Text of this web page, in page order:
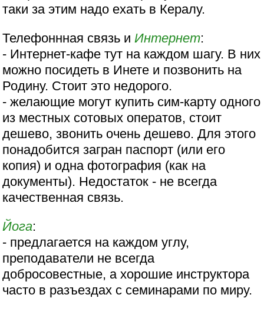
таки за этим надо ехать в Кералу.
Телефоннная связь и Интернет:
- Интернет-кафе тут на каждом шагу. В них
можно посидеть в Инете и позвонить на
Родину. Стоит это недорого.
- желающие могут купить сим-карту одного
из местных сотовых оператов, стоит
дешево, звонить очень дешево. Для этого
понадобится загран паспорт (или его
копия) и одна фотография (как на
документы). Недостаток - не всегда
качественная связь.
Йога:
- предлагается на каждом углу,
преподаватели не всегда
добросовестные, а хорошие инструктора
часто в разъездах с семинарами по миру.